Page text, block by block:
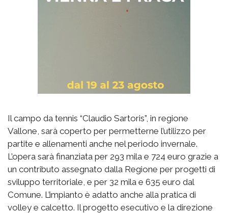
Il campo da tennis “Claudio Sartoris”, in regione
Vallone, sarà coperto per permetterne l’utilizzo per
partite e allenamenti anche nel periodo invernale.
L’opera sarà finanziata per 293 mila e 724 euro grazie a
un contributo assegnato dalla Regione per progetti di
sviluppo territoriale, e per 32 mila e 635 euro dal
Comune. L’impianto è adatto anche alla pratica di
volley e calcetto. Il progetto esecutivo e la direzione